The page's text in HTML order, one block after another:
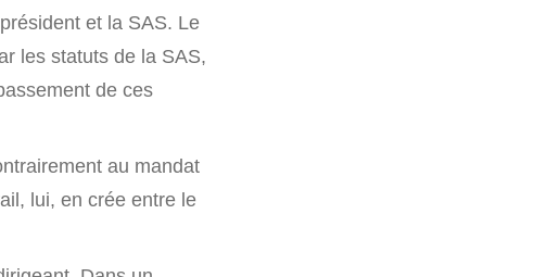
et la SAS. Le
les statuts de la SAS,
de ces
au mandat
lui, en crée entre le